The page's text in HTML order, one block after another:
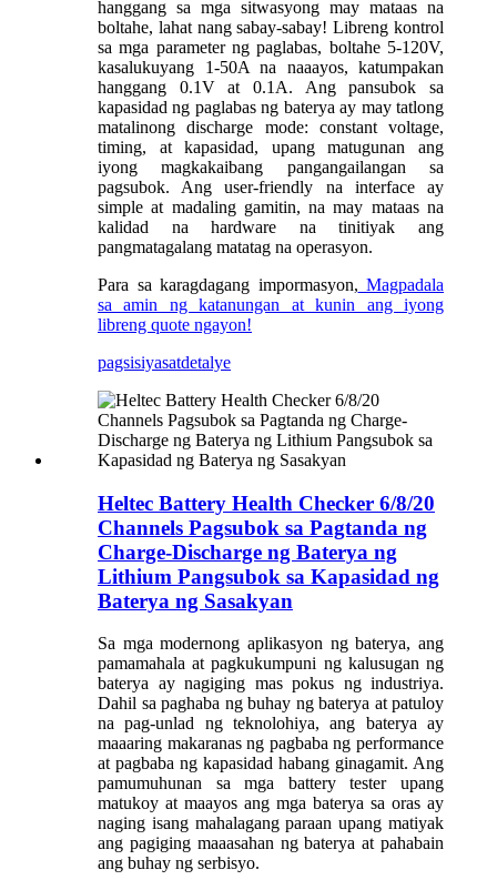
hanggang sa mga sitwasyong may mataas na
boltahe, lahat nang sabay-sabay! Libreng kontrol
sa mga parameter ng paglabas, boltahe 5-120V,
kasalukuyang 1-50A na naaayos, katumpakan
hanggang 0.1V at 0.1A. Ang pansubok sa
kapasidad ng paglabas ng baterya ay may tatlong
matalinong discharge mode: constant voltage,
timing, at kapasidad, upang matugunan ang
iyong magkakaibang pangangailangan sa
pagsubok. Ang user-friendly na interface ay
simple at madaling gamitin, na may mataas na
kalidad na hardware na tinitiyak ang
pangmatagalang matatag na operasyon.
Para sa karagdagang impormasyon, Magpadala
sa amin ng katanungan at kunin ang iyong
libreng quote ngayon!
pagsisiyasatdetalye
Heltec Battery Health Checker 6/8/20
Channels Pagsubok sa Pagtanda ng
Charge-Discharge ng Baterya ng
Lithium Pangsubok sa Kapasidad ng
Baterya ng Sasakyan
Sa mga modernong aplikasyon ng baterya, ang
pamamahala at pagkukumpuni ng kalusugan ng
baterya ay nagiging mas pokus ng industriya.
Dahil sa paghaba ng buhay ng baterya at patuloy
na pag-unlad ng teknolohiya, ang baterya ay
maaaring makaranas ng pagbaba ng performance
at pagbaba ng kapasidad habang ginagamit. Ang
pamumuhunan sa mga battery tester upang
matukoy at maayos ang mga baterya sa oras ay
naging isang mahalagang paraan upang matiyak
ang pagiging maaasahan ng baterya at pahabain
ang buhay ng serbisyo.